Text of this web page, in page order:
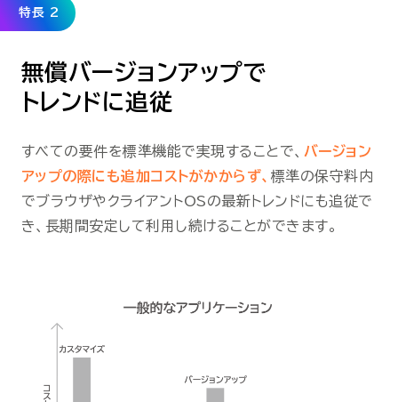
特長 2
無償バージョンアップで
トレンドに追従
すべての要件を標準機能で実現することで、 バージョン
アップの際にも追加コストがかからず、 標準の保守料内
でブラウザやクライアントOSの最新トレンドにも追従で
き、長期間安定して利用し続けることができます。